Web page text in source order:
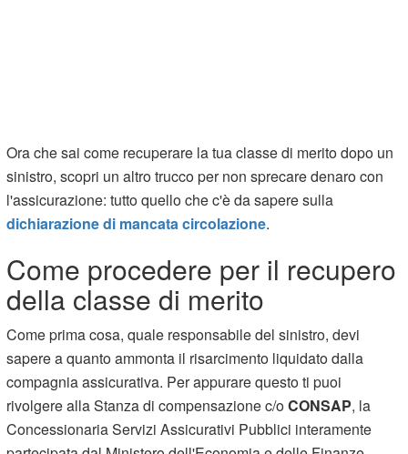
Ora che sai come recuperare la tua classe di merito dopo un
sinistro, scopri un altro trucco per non sprecare denaro con
l'assicurazione: tutto quello che c'è da sapere sulla
dichiarazione di mancata circolazione.
Come procedere per il recupero
della classe di merito
Come prima cosa, quale responsabile del sinistro, devi
sapere a quanto ammonta il risarcimento liquidato dalla
compagnia assicurativa. Per appurare questo ti puoi
rivolgere alla Stanza di compensazione c/oCONSAP, la
Concessionaria Servizi Assicurativi Pubblici interamente